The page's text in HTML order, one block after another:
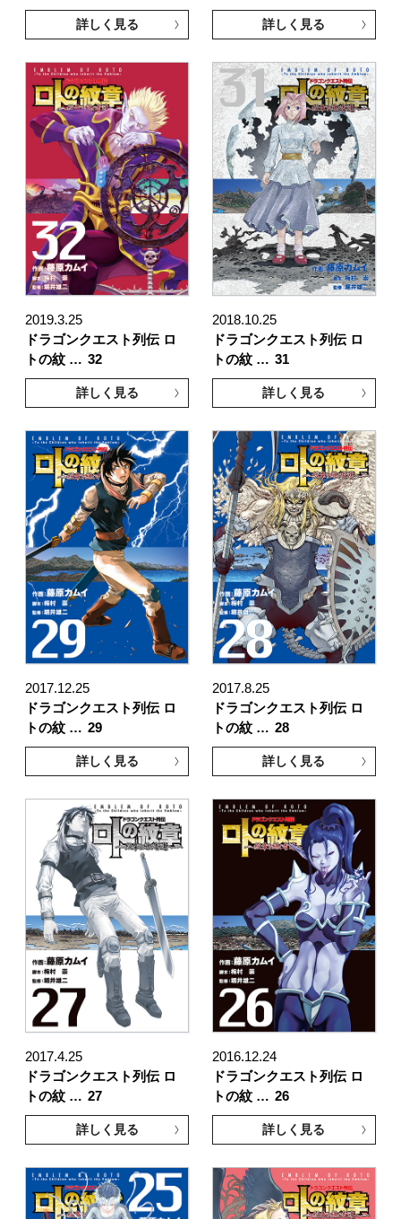
詳しく見る 詳しく見る
2019.3.25
ドラゴンクエスト列伝 ロ
トの紋 … 32
詳しく見る
2018.10.25
ドラゴンクエスト列伝 ロ
トの紋 … 31
詳しく見る
2017.12.25
ドラゴンクエスト列伝 ロ
トの紋 … 29
詳しく見る
2017.8.25
ドラゴンクエスト列伝 ロ
トの紋 … 28
詳しく見る
2017.4.25
ドラゴンクエスト列伝 ロ
トの紋 … 27
詳しく見る
2016.12.24
ドラゴンクエスト列伝 ロ
トの紋 … 26
詳しく見る